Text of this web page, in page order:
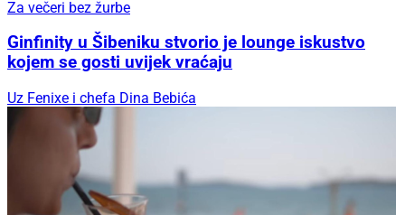
Za večeri bez žurbe
Ginfinity u Šibeniku stvorio je lounge iskustvo
kojem se gosti uvijek vraćaju
Uz Fenixe i chefa Dina Bebića